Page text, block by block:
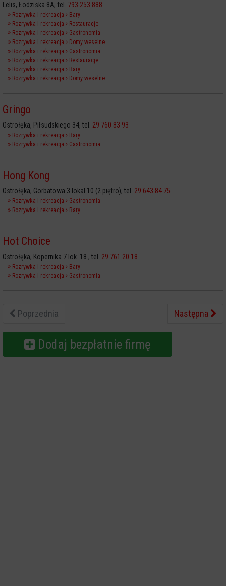
Lelis, Łodziska 8A, tel. 793 253 888
Rozrywka i rekreacja
Bary
Rozrywka i rekreacja
Restauracje
Rozrywka i rekreacja
Gastronomia
Rozrywka i rekreacja
Domy weselne
Rozrywka i rekreacja
Gastronomia
Rozrywka i rekreacja
Restauracje
Rozrywka i rekreacja
Bary
Rozrywka i rekreacja
Domy weselne
Gringo
Ostrołęka, Piłsudskiego 34, tel. 29 760 83 93
Rozrywka i rekreacja
Bary
Rozrywka i rekreacja
Gastronomia
Hong Kong
Ostrołęka, Gorbatowa 3 lokal 10 (2 piętro), tel. 29 643 84 75
Rozrywka i rekreacja
Gastronomia
Rozrywka i rekreacja
Bary
Hot Choice
Ostrołęka, Kopernika 7 lok. 18 , tel. 29 761 20 18
Rozrywka i rekreacja
Bary
Rozrywka i rekreacja
Gastronomia
Poprzednia Następna
Dodaj bezpłatnie firmę